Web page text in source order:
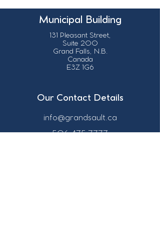
Municipal Building
131 Pleasant Street,
Suite 200
Grand Falls, N.B.
Canada
E3Z 1G6
Our Contact Details
info@grandsault.ca
506.475.7777